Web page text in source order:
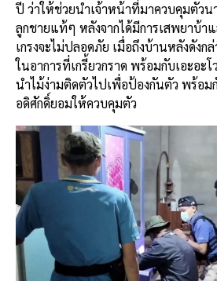
ปี ว่าให้ช่วยนำเจ้าหน้าที่มาควบคุมตัวน
ลูกชายแท้ๆ หลังจากได้มีการเสพยาบ้าแ
เกรงจะไม่ปลอดภัย เมื่อถึงบ้านหลังดังก
ในอาการที่เกรี้ยวกราด พร้อมกับเอะอะ
นำไม้ง่ามติดตัวไปเพื่อป้องกันตัว พร้อ
อดิศักดิ์ยอมให้ควบคุมตัว